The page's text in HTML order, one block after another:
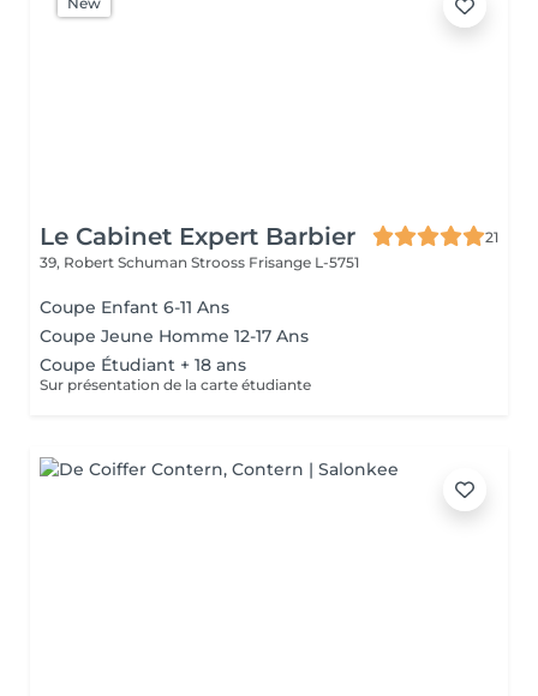
Le Cabinet Expert Barbier
21
39, Robert Schuman Strooss Frisange L-5751
Coupe Enfant 6-11 Ans
Coupe Jeune Homme 12-17 Ans
Coupe Étudiant + 18 ans
Sur présentation de la carte étudiante